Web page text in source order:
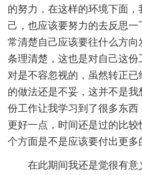
的努力，在这样的环境下面
己，也应该要努力的去反思
常清楚自己应该要往什么方
条理清楚，这也是对自己这
对是不容忽视的，虽然转正
的做法还是不妥，这并不是
份工作让我学习到了很多东
更好一点，时间还是过的比
个方面是不是应该要付出更多
在此期间我还是觉很有意